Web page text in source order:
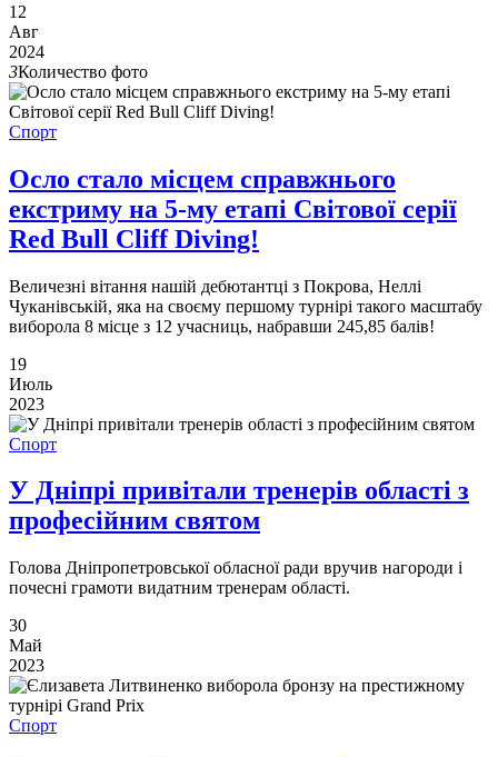
12
Авг
2024
3Количество фото
Спорт
Осло стало місцем справжнього
екстриму на 5-му етапі Світової серії
Red Bull Cliff Diving!
Величезні вітання нашій дебютантці з Покрова, Неллі
Чуканівській, яка на своєму першому турнірі такого масштабу
виборола 8 місце з 12 учасниць, набравши 245,85 балів!
19
Июль
2023
Спорт
У Дніпрі привітали тренерів області з
професійним святом
Голова Дніпропетровської обласної ради вручив нагороди і
почесні грамоти видатним тренерам області.
30
Май
2023
Спорт